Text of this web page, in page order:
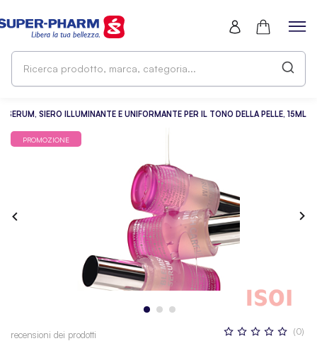
SERUM, SIERO ILLUMINANTE E UNIFORMANTE PER IL TONO DELLA PELLE, 15ML
PROMOZIONE
Valutazione: (0)
recensioni dei prodotti